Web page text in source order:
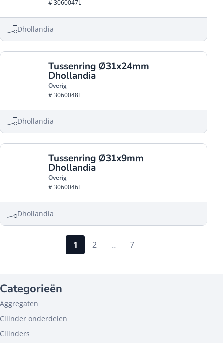
# 3060047L
Dhollandia
Tussenring Ø31x24mm
Dhollandia
Overig
# 3060048L
Dhollandia
Tussenring Ø31x9mm
Dhollandia
Overig
# 3060046L
Dhollandia
1 2 … 7
Categorieën
Aggregaten
Cilinder onderdelen
Cilinders